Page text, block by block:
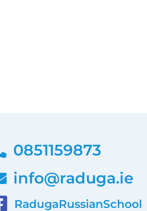
0851159873
info@raduga.ie
RadugaRussianSchool